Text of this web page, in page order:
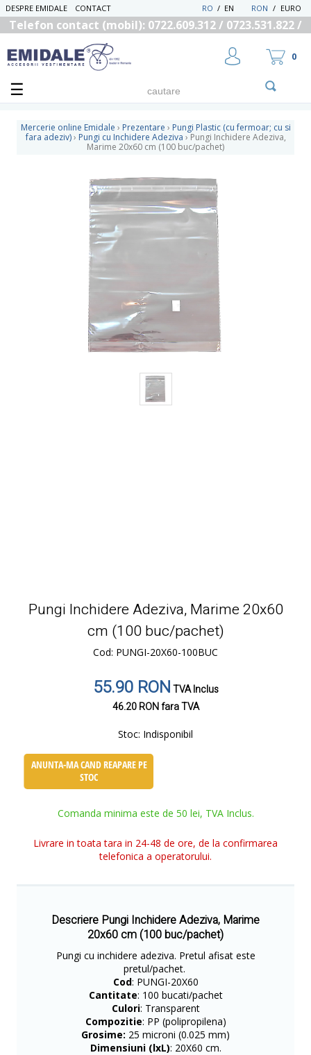
DESPRE EMIDALE CONTACT RON / EURO
EN
/
RO
Telefon contact (mobil): 0722.609.312 / 0723.531.822 /
RECUPEREAZA PAROLA
0
Mercerie online Emidale › Prezentare › Pungi Plastic (cu fermoar; cu si
fara adeziv) › Pungi cu Inchidere Adeziva › Pungi Inchidere Adeziva,
Marime 20x60 cm (100 buc/pachet)
Pungi Inchidere Adeziva, Marime 20x60
cm (100 buc/pachet)
Cod: PUNGI-20X60-100BUC
55.90 RONTVA Inclus
46.20 RONfara TVA
Stoc: Indisponibil
ANUNTA-MA CAND REAPARE PE
STOC
Comanda minima este de 50 lei, TVA Inclus.
Livrare in toata tara in 24-48 de ore, de la confirmarea
telefonica a operatorului.
Descriere Pungi Inchidere Adeziva, Marime
20x60 cm (100 buc/pachet)
Pungi cu inchidere adeziva. Pretul afisat este
pretul/pachet.
Cod: PUNGI-20X60
Cantitate: 100 bucati/pachet
Culori: Transparent
Compozitie: PP (polipropilena)
Grosime: 25 microni (0.025 mm)
Dimensiuni (lxL): 20X60 cm.